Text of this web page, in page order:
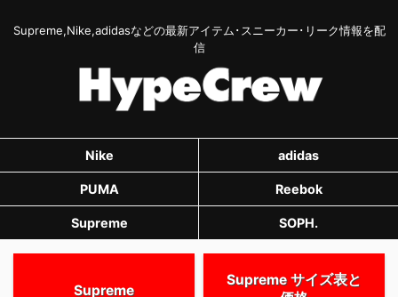
Supreme,Nike,adidasなどの最新アイテム･スニーカー･リーク情報を配
信
Nike adidas
PUMA Reebok
Supreme SOPH.
Supreme
Supreme サイズ表と